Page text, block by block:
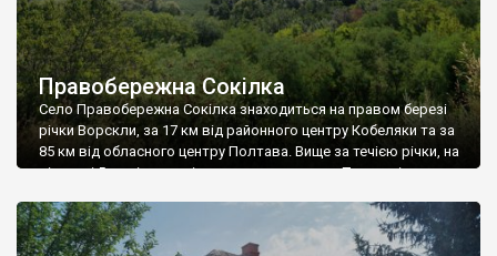
Правобережна Сокілка
Село Правобережна Сокілка знаходиться на правом березі
річки Ворскли, за 17 км від районного центру Кобеляки та за
85 км від обласного центру Полтава. Вище за течією річки, на
відстані 5-ти кілометрів розташоване село Перегонівка,
село Лучки — центр Лучківської сільської ради, на
протилежному, лівому березі річки […]